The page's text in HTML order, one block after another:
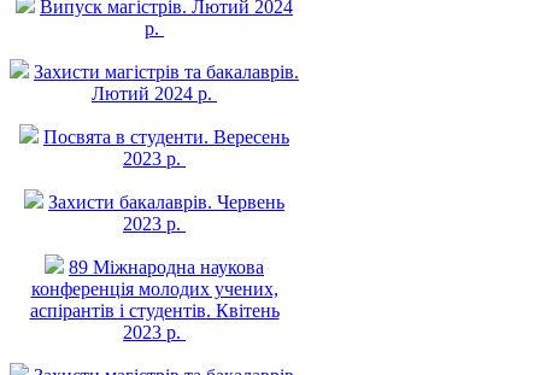
Випуск магістрів. Лютий 2024
р.
Захисти магістрів та бакалаврів.
Лютий 2024 р.
Посвята в студенти. Вересень
2023 р.
Захисти бакалаврів. Червень
2023 р.
89 Міжнародна наукова
конференція молодих учених,
аспірантів і студентів. Квітень
2023 р.